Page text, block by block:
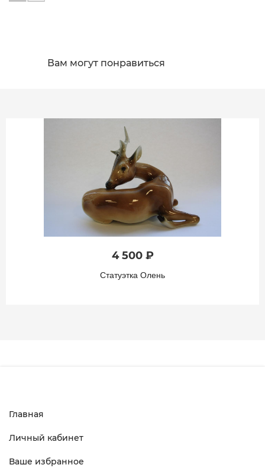
Вам могут понравиться
4 500 ₽
Статуэтка Олень
Главная
Личный кабинет
Ваше избранное